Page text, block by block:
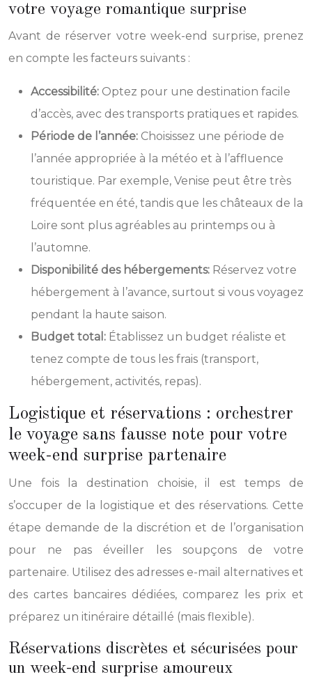
votre voyage romantique surprise
Avant de réserver votre week-end surprise, prenez
en compte les facteurs suivants :
Accessibilité: Optez pour une destination facile
d’accès, avec des transports pratiques et rapides.
Période de l’année: Choisissez une période de
l’année appropriée à la météo et à l’affluence
touristique. Par exemple, Venise peut être très
fréquentée en été, tandis que les châteaux de la
Loire sont plus agréables au printemps ou à
l’automne.
Disponibilité des hébergements: Réservez votre
hébergement à l’avance, surtout si vous voyagez
pendant la haute saison.
Budget total: Établissez un budget réaliste et
tenez compte de tous les frais (transport,
hébergement, activités, repas).
Logistique et réservations : orchestrer
le voyage sans fausse note pour votre
week-end surprise partenaire
Une fois la destination choisie, il est temps de
s’occuper de la logistique et des réservations. Cette
étape demande de la discrétion et de l’organisation
pour ne pas éveiller les soupçons de votre
partenaire. Utilisez des adresses e-mail alternatives et
des cartes bancaires dédiées, comparez les prix et
préparez un itinéraire détaillé (mais flexible).
Réservations discrètes et sécurisées pour
un week-end surprise amoureux